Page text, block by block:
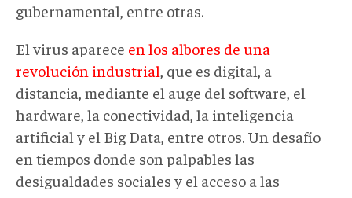
gubernamental, entre otras.
El virus aparece en los albores de una
revolución industrial, que es digital, a
distancia, mediante el auge del software, el
hardware, la conectividad, la inteligencia
artificial y el Big Data, entre otros. Un desafío
en tiempos donde son palpables las
desigualdades sociales y el acceso a las